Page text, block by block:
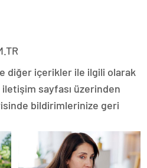
diğer içerikler ile ilgili olarak
sayfası üzerinden
bildirimlerinize geri